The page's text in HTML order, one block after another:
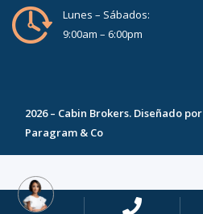
Lunes – Sábados:
9:00am – 6:00pm
2026– Cabin Brokers. Diseñado por
Paragram & Co